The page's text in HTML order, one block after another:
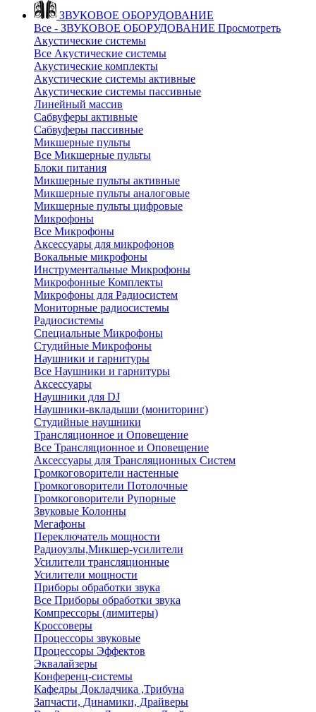
ЗВУКОВОЕ ОБОРУДОВАНИЕ
Все - ЗВУКОВОЕ ОБОРУДОВАНИЕ Просмотреть
Акустические системы
Все Акустические системы
Акустические комплекты
Акустические системы активные
Акустические системы пассивные
Линейный массив
Сабвуферы активные
Сабвуферы пассивные
Микшерные пульты
Все Микшерные пульты
Блоки питания
Микшерные пульты активные
Микшерные пульты аналоговые
Микшерные пульты цифровые
Микрофоны
Все Микрофоны
Аксессуары для микрофонов
Вокальные микрофоны
Инструментальные Микрофоны
Микрофонные Комплекты
Микрофоны для Радиосистем
Мониторные радиосистемы
Радиосистемы
Специальные Микрофоны
Студийные Микрофоны
Наушники и гарнитуры
Все Наушники и гарнитуры
Аксессуары
Наушники для DJ
Наушники-вкладыши (мониторинг)
Студийные наушники
Трансляционное и Оповещение
Все Трансляционное и Оповещение
Аксессуары для Трансляционных Систем
Громкоговорители настенные
Громкоговорители Потолочные
Громкоговорители Рупорные
Звуковые Колонны
Мегафоны
Переключатель мощности
Радиоузлы,Микшер-усилители
Усилители трансляционные
Усилители мощности
Приборы обработки звука
Все Приборы обработки звука
Компрессоры (лимитеры)
Кроссоверы
Процессоры звуковые
Процессоры Эффектов
Эквалайзеры
Конференц-системы
Кафедры Докладчика ,Трибуна
Запчасти, Динамики, Драйверы